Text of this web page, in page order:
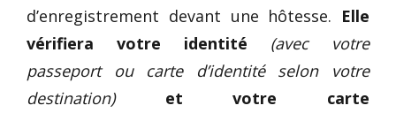
d’enregistrement devant une hôtesse. Elle
vérifiera votre identité
(avec votre
passeport ou carte d’identité selon votre
destination)
et votre carte